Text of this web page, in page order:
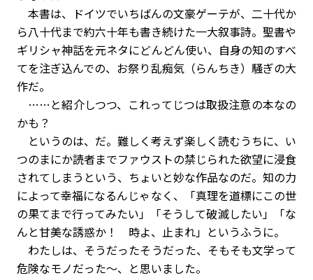
本書は、ドイツでいちばんの文豪ゲーテが、二十代か
ら八十代まで約六十年も書き続けた一大叙事詩。聖書や
ギリシャ神話を元ネタにどんどん使い、自身の知のすべ
てを注ぎ込んでの、お祭り乱痴気（らんちき）騒ぎの大
作だ。
……と紹介しつつ、これってじつは取扱注意の本なの
かも？
というのは、だ。難しく考えず楽しく読むうちに、い
つのまにか読者までファウストの禁じられた欲望に浸食
されてしまうという、ちょいと妙な作品なのだ。知の力
によって幸福になるんじゃなく、「真理を道標にこの世
の果てまで行ってみたい」「そうして破滅したい」「な
んと甘美な誘惑か！ 時よ、止まれ」というふうに。
わたしは、そうだったそうだった、そもそも文学って
危険なモノだった～、と思いました。